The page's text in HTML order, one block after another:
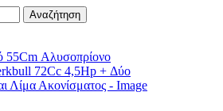
Αναζήτηση